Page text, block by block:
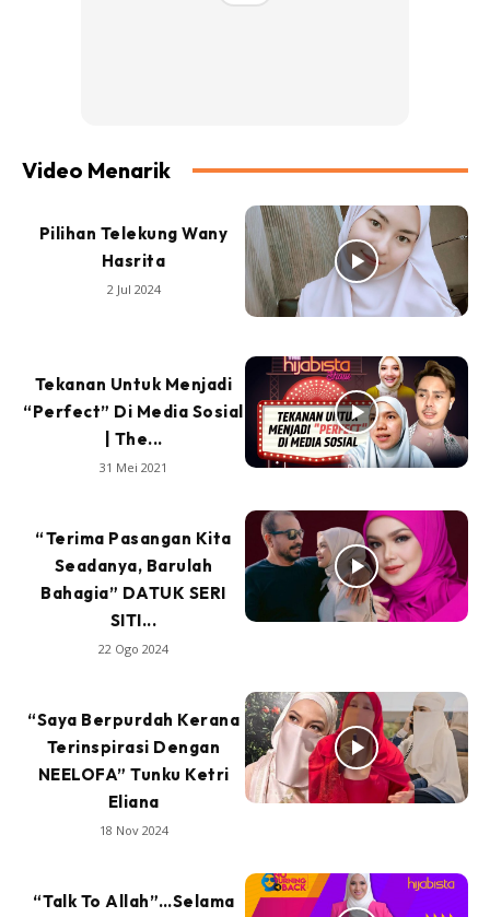
Video Menarik
Pilihan Telekung Wany
Hasrita
2 Jul 2024
Tekanan Untuk Menjadi
“Perfect” Di Media Sosial
| The...
31 Mei 2021
“Terima Pasangan Kita
Seadanya, Barulah
Bahagia” DATUK SERI
SITI...
22 Ogo 2024
“Saya Berpurdah Kerana
Terinspirasi Dengan
NEELOFA” Tunku Ketri
Eliana
18 Nov 2024
“Talk To Allah”…Selama